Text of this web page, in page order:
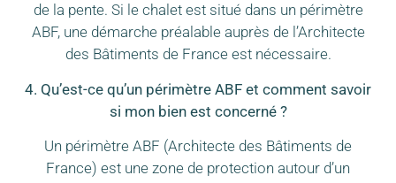
de la pente. Si le chalet est situé dans un périmètre
ABF, une démarche préalable auprès de l’Architecte
des Bâtiments de France est nécessaire.
4. Qu’est-ce qu’un périmètre ABF et comment savoir
si mon bien est concerné ?
Un périmètre ABF (Architecte des Bâtiments de
France) est une zone de protection autour d’un